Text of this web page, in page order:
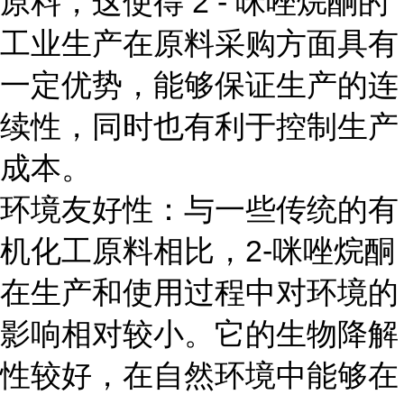
工业生产在原料采购方面具有
一定优势，能够保证生产的连
续性，同时也有利于控制生产
成本。
环境友好性：与一些传统的有
机化工原料相比，2-咪唑烷酮
在生产和使用过程中对环境的
影响相对较小。它的生物降解
性较好，在自然环境中能够在